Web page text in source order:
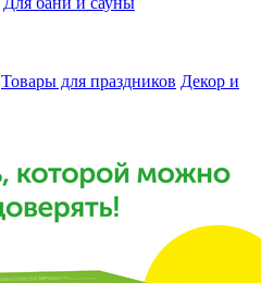
Товары для праздников Декор и